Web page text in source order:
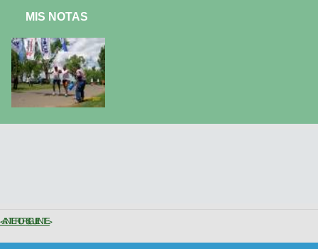
MIS NOTAS
< ANTERIORSIGUIENTE >